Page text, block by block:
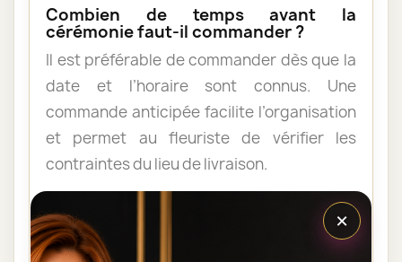
Combien de temps avant la
cérémonie faut-il commander ?
Il est préférable de commander dès que la
date et l’horaire sont connus. Une
commande anticipée facilite l’organisation
et permet au fleuriste de vérifier les
contraintes du lieu de livraison.
Les fleurs peuvent-elles être livrées
au domicile de la famille ?
×